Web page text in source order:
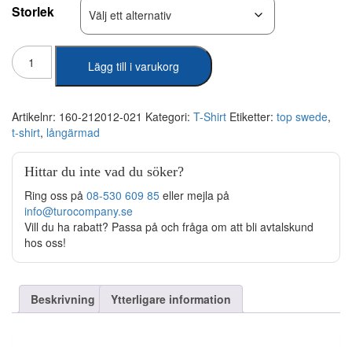
Storlek
Top
Swede
T-
shirt
Marin/Gul
mängd
Lägg till i varukorg
Artikelnr: 160-212012-021 Kategori: T-Shirt Etiketter: top swede,
t-shirt, långärmad
Hittar du inte vad du söker?
Ring oss på 08-530 609 85 eller mejla på
info@turocompany.se
Vill du ha rabatt? Passa på och fråga om att bli avtalskund
hos oss!
Beskrivning Ytterligare information